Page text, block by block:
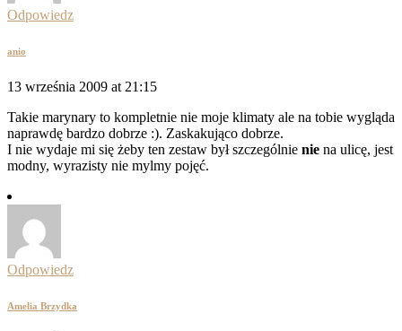
Odpowiedz
anio
13 września 2009 at 21:15
Takie marynary to kompletnie nie moje klimaty ale na tobie wygląda
naprawdę bardzo dobrze :). Zaskakująco dobrze.
I nie wydaje mi się żeby ten zestaw był szczególnie nie na ulicę, jest
modny, wyrazisty nie mylmy pojęć.
Odpowiedz
Amelia Brzydka